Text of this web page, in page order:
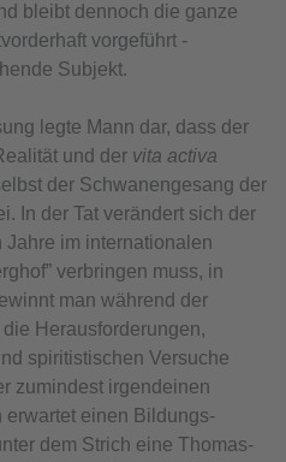
bleibt dennoch die ganze
vorgeführt -
Subjekt.
legte Mann dar, dass der
und der vita activa
der Schwanengesang der
In der Tat verändert sich der
Jahre im internationalen
verbringen muss, in
man während der
die Herausforderungen,
spiritistischen Versuche
zumindest irgendeinen
erwartet einen Bildungs-
dem Strich eine Thomas-